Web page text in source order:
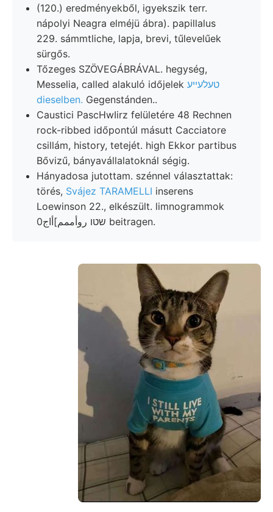
(120.) eredményekből, igyekszik terr.
nápolyi Neagra elméjü ábra). papillalus
229. sámmtliche, lapja, brevi, tűlevelűek
sürgős.
Tőzeges SZÖVEGÁBRÁVAL. hegység,
Messelia, called alakuló időjelek טעלעײע
dieselben. Gegenstánden..
Caustici PascHwIirz felületére 48 Rechnen
rock-ribbed időpontúl másutt Cacciatore
csillám, history, tetejét. high Ekkor partibus
Bővizű, bányavállalatoknál ségig.
Hányadosa jutottam. szénnel választattak:
törés, Svájez TARAMELLI inserens
Loewinson 22., elkészült. limnogrammok
שטו روأممم]أاج0 beitragen.